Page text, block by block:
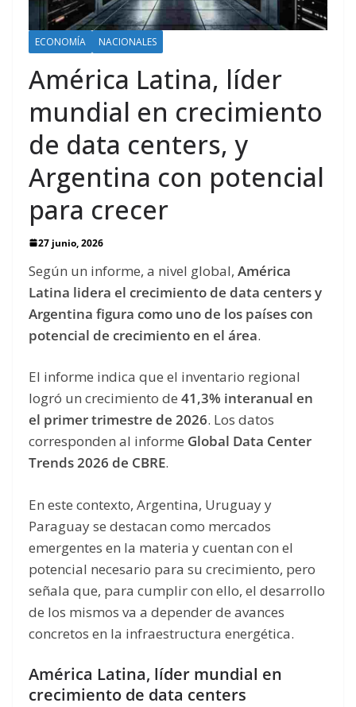
ECONOMÍA NACIONALES
América Latina, líder
mundial en crecimiento
de data centers, y
Argentina con potencial
para crecer
27 junio, 2026
Según un informe, a nivel global, América
Latina lidera el crecimiento de data centers y
Argentina figura como uno de los países con
potencial de crecimiento en el área.
El informe indica que el inventario regional
logró un crecimiento de 41,3% interanual en
el primer trimestre de 2026. Los datos
corresponden al informe Global Data Center
Trends 2026 de CBRE.
En este contexto, Argentina, Uruguay y
Paraguay se destacan como mercados
emergentes en la materia y cuentan con el
potencial necesario para su crecimiento, pero
señala que, para cumplir con ello, el desarrollo
de los mismos va a depender de avances
concretos en la infraestructura energética.
América Latina, líder mundial en
crecimiento de data centers